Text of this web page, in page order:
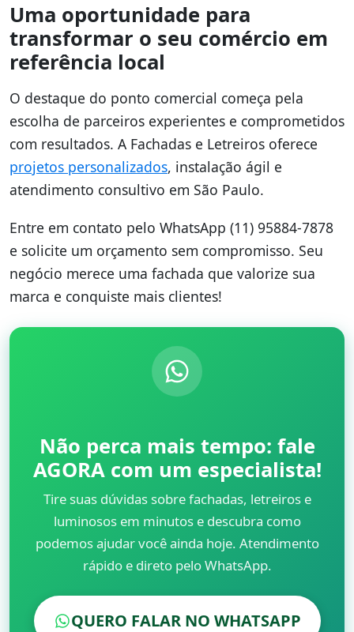
Uma oportunidade para
transformar o seu comércio em
referência local
O destaque do ponto comercial começa pela
escolha de parceiros experientes e comprometidos
com resultados. A Fachadas e Letreiros oferece
projetos personalizados, instalação ágil e
atendimento consultivo em São Paulo.
Entre em contato pelo WhatsApp (11) 95884-7878
e solicite um orçamento sem compromisso. Seu
negócio merece uma fachada que valorize sua
marca e conquiste mais clientes!
Não perca mais tempo: fale
AGORA com um especialista!
Tire suas dúvidas sobre fachadas, letreiros e
luminosos em minutos e descubra como
podemos ajudar você ainda hoje. Atendimento
rápido e direto pelo WhatsApp.
QUERO FALAR NO WHATSAPP